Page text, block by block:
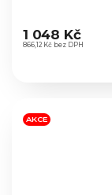
hodnocení
produktu
hvězdiček.
866,12 Kč bez DPH
1 048 Kč
AKCE